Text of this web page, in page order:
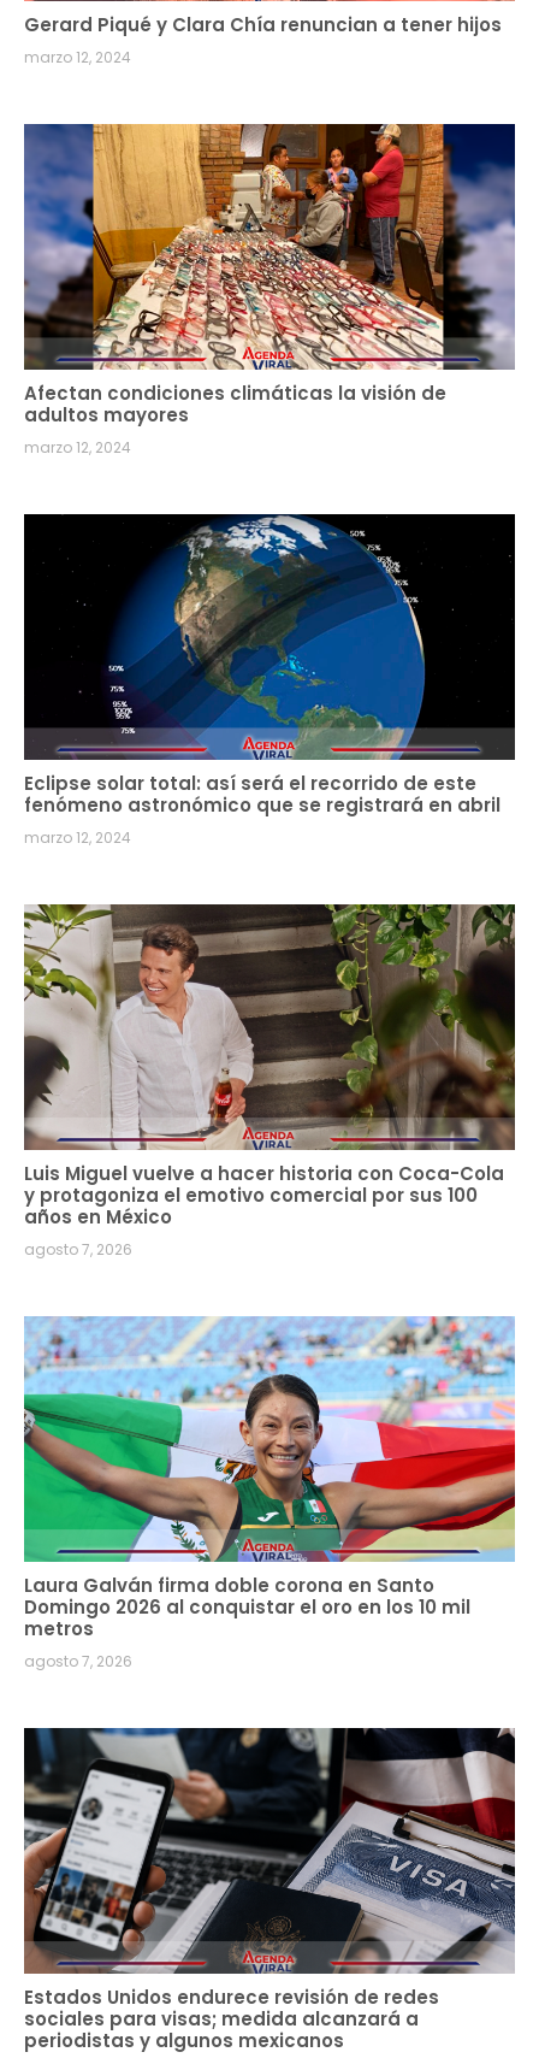
Gerard Piqué y Clara Chía renuncian a tener hijos
marzo 12, 2024
Afectan condiciones climáticas la visión de
adultos mayores
marzo 12, 2024
Eclipse solar total: así será el recorrido de este
fenómeno astronómico que se registrará en abril
marzo 12, 2024
Luis Miguel vuelve a hacer historia con Coca-Cola
y protagoniza el emotivo comercial por sus 100
años en México
agosto 7, 2026
Laura Galván firma doble corona en Santo
Domingo 2026 al conquistar el oro en los 10 mil
metros
agosto 7, 2026
Estados Unidos endurece revisión de redes
sociales para visas; medida alcanzará a
periodistas y algunos mexicanos